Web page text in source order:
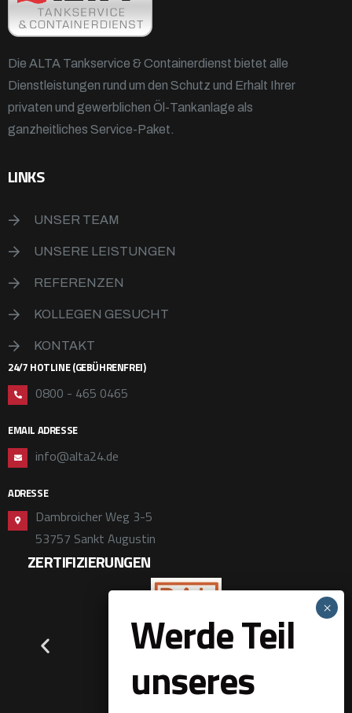
Die ALTA Tankservice & Containerdienst bietet alle
Dienstleistungen rund um den Schutz und Erhalt Ihrer
privaten und gewerblichen Öl-Tankanlage als
ganzheitliches Service-Paket.
LINKS
UNSER TEAM
UNSERE LEISTUNGEN
REFERENZEN
KOLLEGEN GESUCHT
KONTAKT
24/7 HOTLINE (GEBÜHRENFREI)
0800 - 465 0465
EMAIL ADRESSE
info@alta24.de
ADRESSE
Dambroicher Weg 3-5
53757 Sankt Augustin
ZERTIFIZIERUNGEN
Werde Teil
unseres